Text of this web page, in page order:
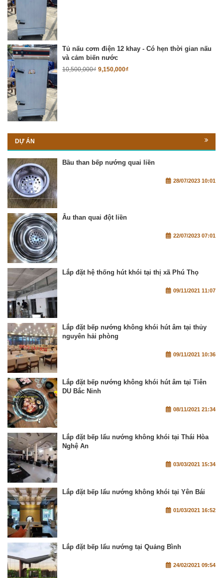
Tủ nấu cơm điện 12 khay - Có hẹn thời gian nấu
và cảm biến nước
10,500,000₫ 9,150,000₫
DỰ ÁN
Bầu than bếp nướng quai liền
28/07/2023 10:01
Âu than quai đột liền
22/07/2023 07:01
Lắp đặt hệ thống hút khói tại thị xã Phú Thọ
09/11/2021 11:07
Lắp đặt bếp nướng không khói hút âm tại thủy
nguyên hải phòng
09/11/2021 10:36
Lắp đặt bếp nướng không khói hút âm tại Tiên
DU Bắc Ninh
08/11/2021 21:34
Lắp đặt bếp lẩu nướng không khói tại Thái Hòa
Nghệ An
03/03/2021 15:34
Lắp đặt bếp lẩu nướng không khói tại Yên Bái
01/03/2021 16:52
Lắp đặt bếp lẩu nướng tại Quảng Bình
24/02/2021 09:54